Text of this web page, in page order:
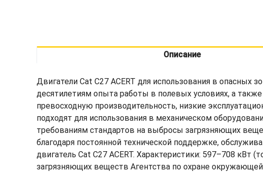
Описание
Двигатели Cat C27 ACERT для использования в
десятилетиям опыта работы в полевых условиях, а
превосходную производительность, низкие
подходят для использования в механическом
требованиям стандартов на выбросы загрязняющих
благодаря постоянной технической поддержке,
двигатель Cat C27 ACERT. Характеристики: 597–708
загрязняющих веществ Агентства по охране